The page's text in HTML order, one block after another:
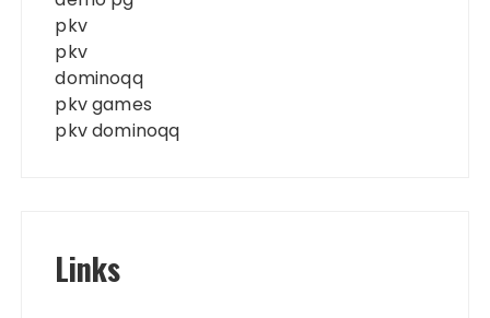
pkv
pkv
dominoqq
pkv games
pkv dominoqq
Links